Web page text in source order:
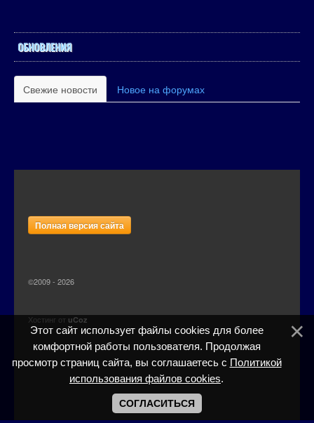
ОБНОВЛЕНИЯ
Свежие новости Новое на форумах
Полная версия сайта
©2009 - 2026
Хостинг от uCoz
Этот сайт использует файлы cookies для более
комфортной работы пользователя. Продолжая
просмотр страниц сайта, вы соглашаетесь с Политикой
использования файлов cookies.
СОГЛАСИТЬСЯ